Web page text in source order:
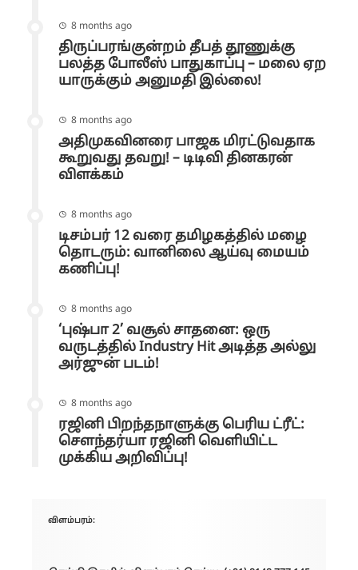
8 months ago
திருப்பரங்குன்றம் தீபத் தூணுக்கு
பலத்த போலீஸ் பாதுகாப்பு – மலை ஏற
யாருக்கும் அனுமதி இல்லை!
8 months ago
அதிமுகவினரை பாஜக மிரட்டுவதாக
கூறுவது தவறு! – டிடிவி தினகரன்
விளக்கம்
8 months ago
டிசம்பர் 12 வரை தமிழகத்தில் மழை
தொடரும்: வானிலை ஆய்வு மையம்
கணிப்பு!
8 months ago
‘புஷ்பா 2’ வசூல் சாதனை: ஒரு
வருடத்தில் Industry Hit அடித்த அல்லு
அர்ஜுன் படம்!
8 months ago
ரஜினி பிறந்தநாளுக்கு பெரிய ட்ரீட்:
சௌந்தர்யா ரஜினி வெளியிட்ட
முக்கிய அறிவிப்பு!
விளம்பரம்: